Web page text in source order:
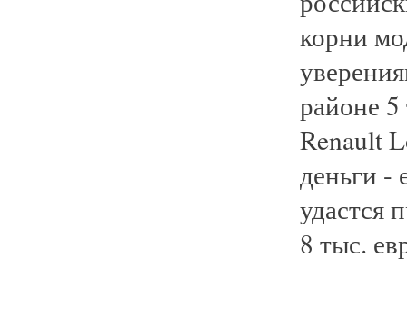
корни
районе
Renault
деньги -
удастся
8 тыс.